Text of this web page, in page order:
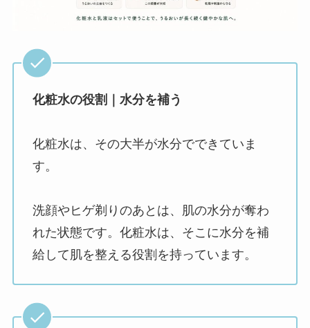
化粧水の役割｜水分を補う
化粧水は、その大半が水分でできていま
す。
洗顔やヒゲ剃りのあとは、肌の水分が奪わ
れた状態です。化粧水は、そこに水分を補
給して肌を整える役割を持っています。